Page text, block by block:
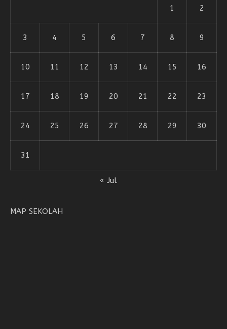
1 2
3 4 5 6 7 8 9
10 11 12 13 14 15 16
17 18 19 20 21 22 23
24 25 26 27 28 29 30
31
« Jul
MAP SEKOLAH